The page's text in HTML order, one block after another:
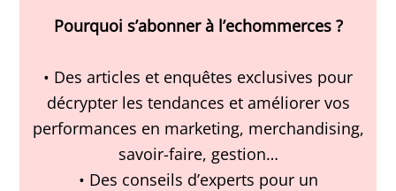
Pourquoi s’abonner à l’echommerces ?
• Des articles et enquêtes exclusives pour
décrypter les tendances et améliorer vos
performances en marketing, merchandising,
savoir-faire, gestion…
• Des conseils d’experts pour un